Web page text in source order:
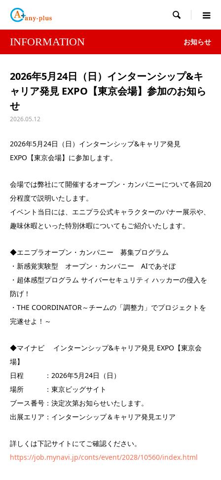

INFORMATION お知らせ
2026年5月24日（日）インターンシップ&キ
ャリア発見 EXPO【東京会場】参加のお知ら
せ
2026.05.12
2026年5月24日（日）インターンシップ&キャリア発見
EXPO【東京会場】に参加します。
会場では弊社にて開催するオープン・カンパニーについて各回20
分程度で説明いたします。
イベント当日には、エニプラ公式キャラクターのバナー展示や、
趣味休暇といった特別休暇についてもご紹介いたします。
◆エニプラオープン・カンパニー 募集プログラム
・新感覚実験型 オープン・カンパニー AIであそぼ
・超体感型プログラム サイバーセキュリティ ハッカーの侵入を
防げ！
・THE COORDINATOR～チームの「調整力」でプロジェクトを
完遂せよ！～
◆マイナビ インターンシップ&キャリア発見 EXPO【東京会
場】
日程 ：2026年5月24日（日）
場所 ：東京ビッグサイト
ブース番号：決定次第お知らせいたします。
出展エリア：インターンシップ＆キャリア発見エリア
詳しくは下記サイトにてご確認ください。
https://job.mynavi.jp/conts/event/2028/10560/index.html